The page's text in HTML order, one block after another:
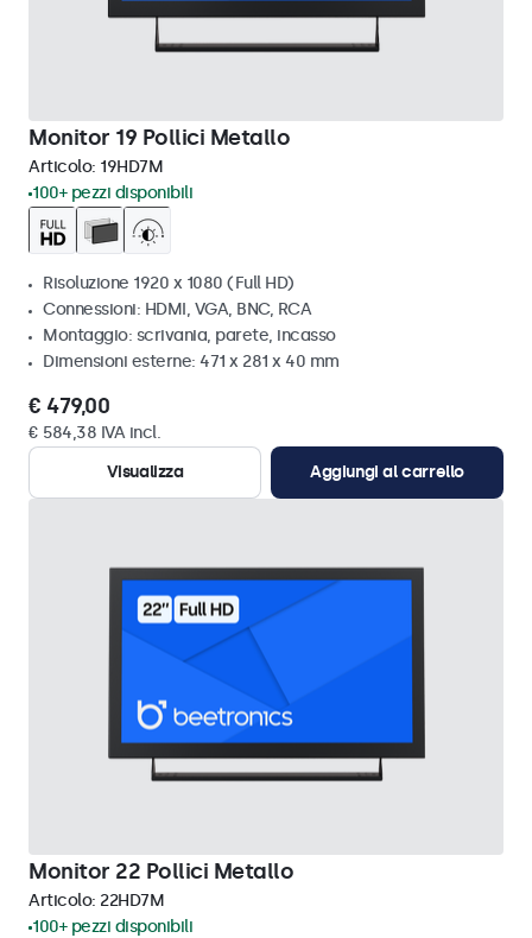
Monitor 19 Pollici Metallo
Articolo: 19HD7M
100+ pezzi disponibili
Risoluzione 1920 x 1080 (Full HD)
Connessioni: HDMI, VGA, BNC, RCA
Montaggio: scrivania, parete, incasso
Dimensioni esterne: 471 x 281 x 40 mm
€ 479,00
€ 584,38 IVA incl.
Visualizza
Aggiungi al carrello
Monitor 22 Pollici Metallo
Articolo: 22HD7M
100+ pezzi disponibili